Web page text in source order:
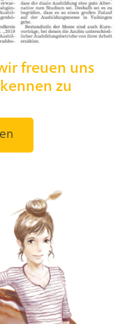
freuen uns
zu